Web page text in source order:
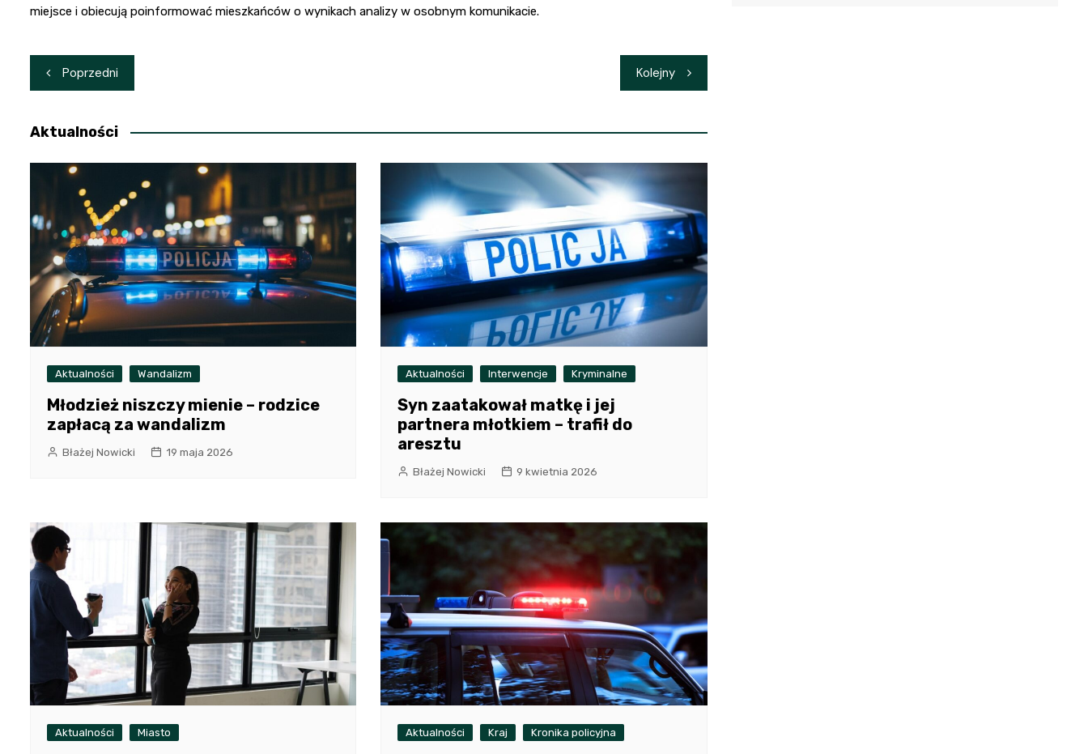
miejsce i obiecują poinformować mieszkańców o wynikach analizy w osobnym komunikacie.
Nawigacja
wpisu
Poprzedni Kolejny
Aktualności
Aktualności Wandalizm
Młodzież niszczy mienie – rodzice
zapłacą za wandalizm
Błażej Nowicki 19 maja 2026
Aktualności Interwencje Kryminalne
Syn zaatakował matkę i jej
partnera młotkiem – trafił do
aresztu
Błażej Nowicki 9 kwietnia 2026
Aktualności Miasto Aktualności Kraj Kronika policyjna